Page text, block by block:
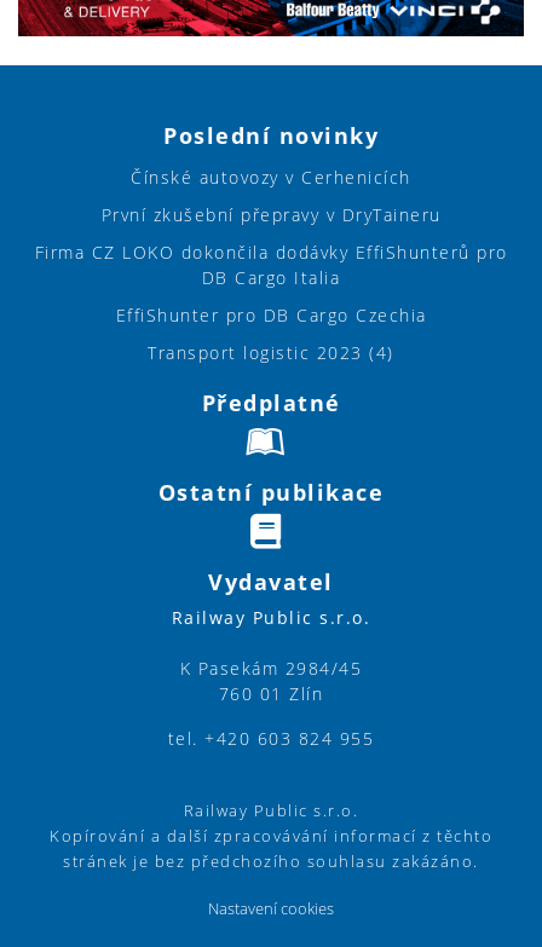
Poslední novinky
Čínské autovozy v Cerhenicích
První zkušební přepravy v DryTaineru
Firma CZ LOKO dokončila dodávky EffiShunterů pro
DB Cargo Italia
EffiShunter pro DB Cargo Czechia
Transport logistic 2023 (4)
Předplatné
Ostatní publikace
Vydavatel
Railway Public s.r.o.
K Pasekám 2984/45
760 01 Zlín
tel. +420 603 824 955
Railway Public s.r.o.
Kopírování a další zpracovávání informací z těchto
stránek je bez předchozího souhlasu zakázáno.
Nastavení cookies